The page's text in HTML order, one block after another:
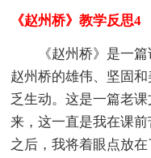
《赵州桥》教学反思4
《赵州桥》是一篇
赵州桥的雄伟、坚固
乏生动。这是一篇老
来，这一直是我在课
之后，我将着眼点放